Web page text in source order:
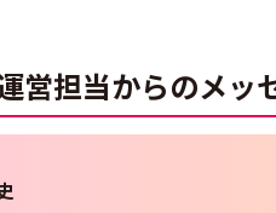
営担当からのメッ